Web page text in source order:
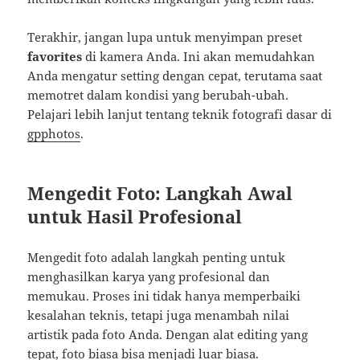
Terakhir, jangan lupa untuk menyimpan preset
favorites di kamera Anda. Ini akan memudahkan
Anda mengatur setting dengan cepat, terutama saat
memotret dalam kondisi yang berubah-ubah.
Pelajari lebih lanjut tentang teknik fotografi dasar di
gpphotos.
Mengedit Foto: Langkah Awal
untuk Hasil Profesional
Mengedit foto adalah langkah penting untuk
menghasilkan karya yang profesional dan
memukau. Proses ini tidak hanya memperbaiki
kesalahan teknis, tetapi juga menambah nilai
artistik pada foto Anda. Dengan alat editing yang
tepat, foto biasa bisa menjadi luar biasa.